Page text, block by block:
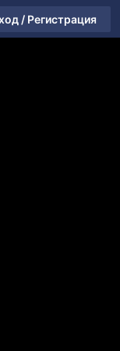
/ Регистрация